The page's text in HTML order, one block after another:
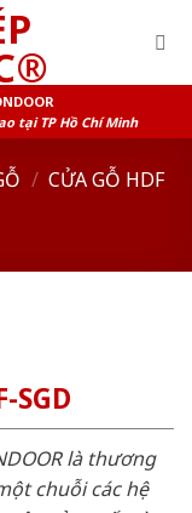
tại TP Hồ Chí Minh
/ CỬA GỖ HDF
SGD
là thương
chuỗi các hệ